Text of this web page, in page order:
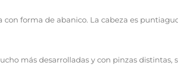
forma de abanico. La cabeza es
más desarrolladas y con pinzas